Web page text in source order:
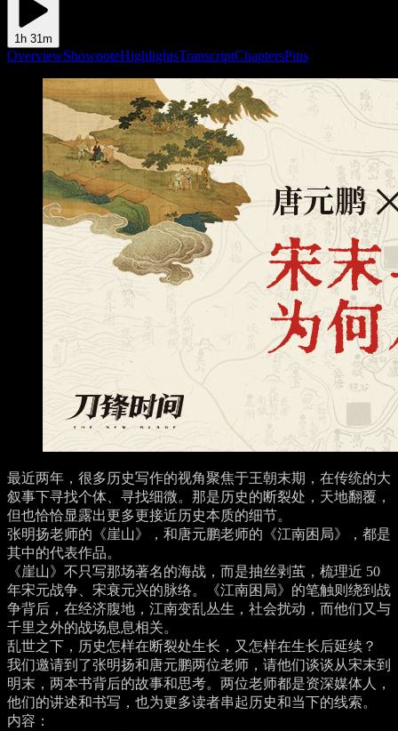
1h 31m
OverviewShownoteHighlightsTranscriptChaptersPins
最近两年，很多历史写作的视角聚焦于王朝末期，在传统的大
叙事下寻找个体、寻找细微。那是历史的断裂处，天地翻覆，
但也恰恰显露出更多更接近历史本质的细节。
张明扬老师的《崖山》，和唐元鹏老师的《江南困局》，都是
其中的代表作品。
《崖山》不只写那场著名的海战，而是抽丝剥茧，梳理近 50
年宋元战争、宋衰元兴的脉络。《江南困局》的笔触则绕到战
争背后，在经济腹地，江南变乱丛生，社会扰动，而他们又与
千里之外的战场息息相关。
乱世之下，历史怎样在断裂处生长，又怎样在生长后延续？
我们邀请到了张明扬和唐元鹏两位老师，请他们谈谈从宋末到
明末，两本书背后的故事和思考。两位老师都是资深媒体人，
他们的讲述和书写，也为更多读者串起历史和当下的线索。
内容：